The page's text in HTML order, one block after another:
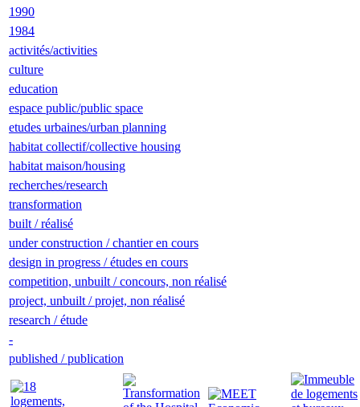
1990
1984
activités/activities
culture
education
espace public/public space
etudes urbaines/urban planning
habitat collectif/collective housing
habitat maison/housing
recherches/research
transformation
built / réalisé
under construction / chantier en cours
design in progress / études en cours
competition, unbuilt / concours, non réalisé
project, unbuilt / projet, non réalisé
research / étude
-
published / publication